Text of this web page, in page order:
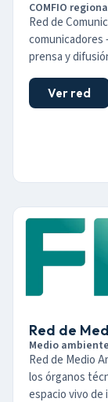
COMFIO
Red de
comunicadores
prensa y
Ver red
Red de
Medio ambiente
Red de Medio
los órganos
espacio vivo